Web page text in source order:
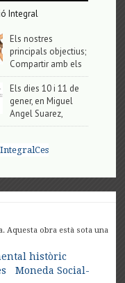
Integral
Els nostres
principals objectius;
Compartir amb els
Els dies 10 i 11 de
gener, en Miguel
Angel Suarez,
Aquesta obra està sota una
històric
Moneda Social-